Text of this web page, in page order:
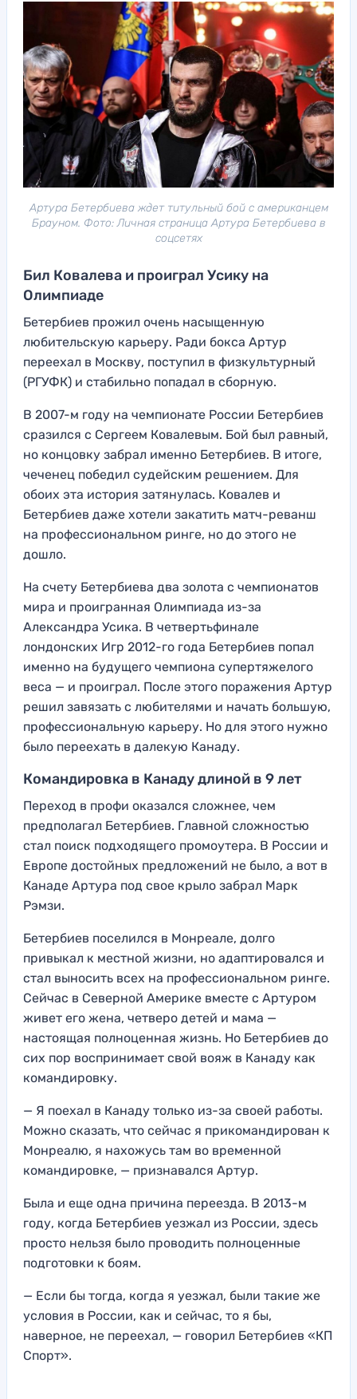
Артура Бетербиева ждет титульный бой с американцем
Брауном. Фото: Личная страница Артура Бетербиева в
соцсетях
Бил Ковалева и проиграл Усику на
Олимпиаде
Бетербиев прожил очень насыщенную
любительскую карьеру. Ради бокса Артур
переехал в Москву, поступил в физкультурный
(РГУФК) и стабильно попадал в сборную.
В 2007-м году на чемпионате России Бетербиев
сразился с Сергеем Ковалевым. Бой был равный,
но концовку забрал именно Бетербиев. В итоге,
чеченец победил судейским решением. Для
обоих эта история затянулась. Ковалев и
Бетербиев даже хотели закатить матч-реванш
на профессиональном ринге, но до этого не
дошло.
На счету Бетербиева два золота с чемпионатов
мира и проигранная Олимпиада из-за
Александра Усика. В четвертьфинале
лондонских Игр 2012-го года Бетербиев попал
именно на будущего чемпиона супертяжелого
веса — и проиграл. После этого поражения Артур
решил завязать с любителями и начать большую,
профессиональную карьеру. Но для этого нужно
было переехать в далекую Канаду.
Командировка в Канаду длиной в 9 лет
Переход в профи оказался сложнее, чем
предполагал Бетербиев. Главной сложностью
стал поиск подходящего промоутера. В России и
Европе достойных предложений не было, а вот в
Канаде Артура под свое крыло забрал Марк
Рэмзи.
Бетербиев поселился в Монреале, долго
привыкал к местной жизни, но адаптировался и
стал выносить всех на профессиональном ринге.
Сейчас в Северной Америке вместе с Артуром
живет его жена, четверо детей и мама —
настоящая полноценная жизнь. Но Бетербиев до
сих пор воспринимает свой вояж в Канаду как
командировку.
— Я поехал в Канаду только из-за своей работы.
Можно сказать, что сейчас я прикомандирован к
Монреалю, я нахожусь там во временной
командировке, — признавался Артур.
Была и еще одна причина переезда. В 2013-м
году, когда Бетербиев уезжал из России, здесь
просто нельзя было проводить полноценные
подготовки к боям.
— Если бы тогда, когда я уезжал, были такие же
условия в России, как и сейчас, то я бы,
наверное, не переехал, — говорил Бетербиев «КП
Спорт».